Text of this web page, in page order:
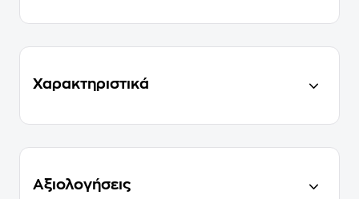
Χαρακτηριστικά
Αξιολογήσεις